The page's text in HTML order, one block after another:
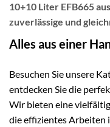
10+10 Liter EFB665
zuverlässige und
Alles aus einer
Besuchen Sie unsere
entdecken Sie die
Wir bieten eine
die effizientes Arbeiten